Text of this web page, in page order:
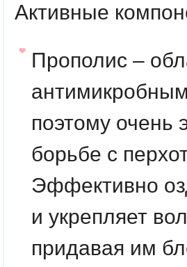
Активные
Прополис –
поэтому очень
борьбе с
Эффективно
и укрепляет
придавая им